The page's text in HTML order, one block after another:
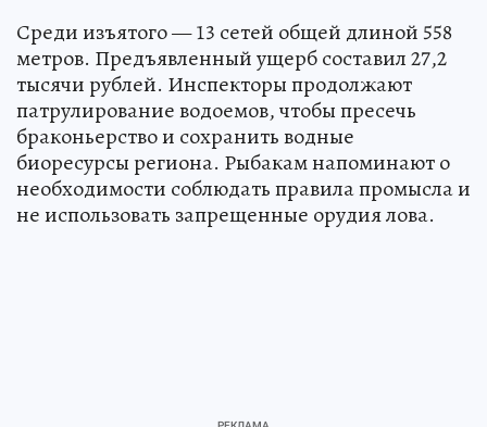
Среди изъятого — 13 сетей общей длиной 558
метров. Предъявленный ущерб составил 27,2
тысячи рублей. Инспекторы продолжают
патрулирование водоемов, чтобы пресечь
браконьерство и сохранить водные
биоресурсы региона. Рыбакам напоминают о
необходимости соблюдать правила промысла и
не использовать запрещенные орудия лова.